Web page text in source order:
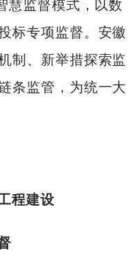
慧监督模式，以数
标专项监督。安徽
制、新举措探索监
条监管，为统一大
程建设